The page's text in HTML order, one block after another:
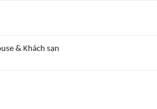
& Khách sạn